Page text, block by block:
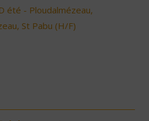
été - Ploudalmézeau,
St Pabu (H/F)